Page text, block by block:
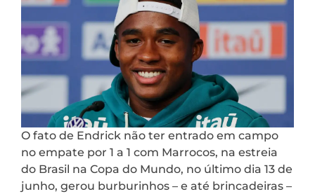
O fato de Endrick não ter entrado em campo
no empate por 1 a 1 com Marrocos, na estreia
do Brasil na Copa do Mundo, no último dia 13 de
junho, gerou burburinhos – e até brincadeiras –